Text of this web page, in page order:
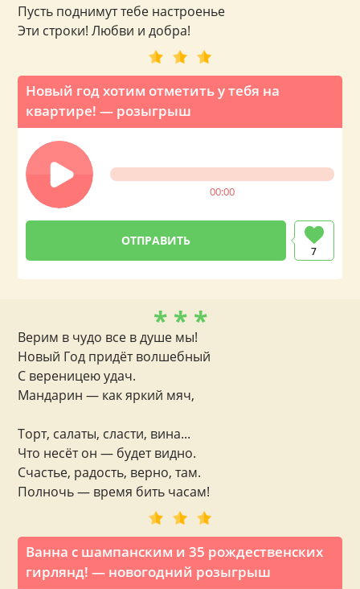
Новый год хотим отметить у тебя на
квартире! — розыгрыш
00:00
7
Пусть поднимут тебе настроенье
Эти строки! Любви и добра!
Ванна с шампанским и 35 рождественских
гирлянд! — новогодний розыгрыш
* * *
Верим в чудо все в душе мы!
Новый Год придёт волшебный
С вереницею удач.
Мандарин — как яркий мяч,
Торт, салаты, сласти, вина...
Что несёт он — будет видно.
Счастье, радость, верно, там.
Полночь — время бить часам!